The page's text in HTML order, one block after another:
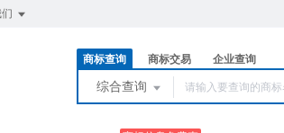
商标查询 商标交易 企业查询
综合查询